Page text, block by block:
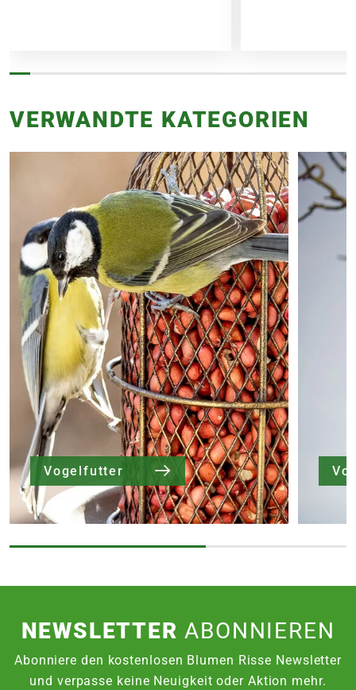
VERWANDTE KATEGORIEN
Vogelfutter
NEWSLETTERABONNIEREN
Abonniere den kostenlosen Blumen Risse Newsletter
und verpasse keine Neuigkeit oder Aktion mehr.